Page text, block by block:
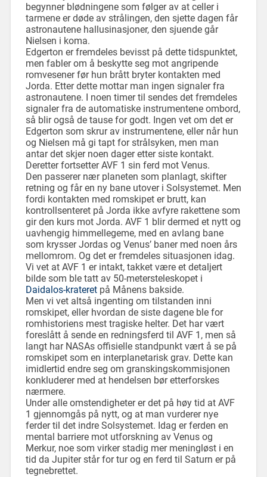
begynner blødningene som følger av at celler i
tarmene er døde av strålingen, den sjette dagen får
astronautene hallusinasjoner, den sjuende går
Nielsen i koma.
Edgerton er fremdeles bevisst på dette tidspunktet,
men fabler om å beskytte seg mot angripende
romvesener før hun brått bryter kontakten med
Jorda. Etter dette mottar man ingen signaler fra
astronautene. I noen timer til sendes det fremdeles
signaler fra de automatiske instrumentene ombord,
så blir også de tause for godt. Ingen vet om det er
Edgerton som skrur av instrumentene, eller når hun
og Nielsen må gi tapt for strålsyken, men man
antar det skjer noen dager etter siste kontakt.
Deretter fortsetter AVF 1 sin ferd mot Venus.
Den passerer nær planeten som planlagt, skifter
retning og får en ny bane utover i Solsystemet. Men
fordi kontakten med romskipet er brutt, kan
kontrollsenteret på Jorda ikke avfyre rakettene som
gir den kurs mot Jorda. AVF 1 blir dermed et nytt og
uavhengig himmellegeme, med en avlang bane
som krysser Jordas og Venus’ baner med noen års
mellomrom. Og det er fremdeles situasjonen idag.
Vi vet at AVF 1 er intakt, takket være et detaljert
bilde som ble tatt av 50-metersteleskopet i
Daidalos-krateretpå Månens bakside.
Men vi vet altså ingenting om tilstanden inni
romskipet, eller hvordan de siste dagene ble for
romhistoriens mest tragiske helter. Det har vært
foreslått å sende en redningsferd til AVF 1, men så
langt har NASAs offisielle standpunkt vært å se på
romskipet som en interplanetarisk grav. Dette kan
imidlertid endre seg om granskingskommisjonen
konkluderer med at hendelsen bør etterforskes
nærmere.
Under alle omstendigheter er det på høy tid at AVF
1 gjennomgås på nytt, og at man vurderer nye
ferder til det indre Solsystemet. Idag er ferden en
mental barriere mot utforskning av Venus og
Merkur, noe som virker stadig mer meningløst i en
tid da Jupiter står for tur og en ferd til Saturn er på
tegnebrettet.